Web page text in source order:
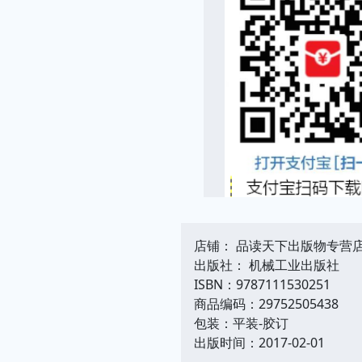
店铺： 品读天下出版物专营
出版社： 机械工业出版社
ISBN：9787111530251
商品编码：29752505438
包装：平装-胶订
出版时间：2017-02-01